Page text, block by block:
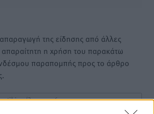
της είδησης από άλλες
απαραίτητη η χρήση του παρακάτω
παραπομπής προς το άρθρο